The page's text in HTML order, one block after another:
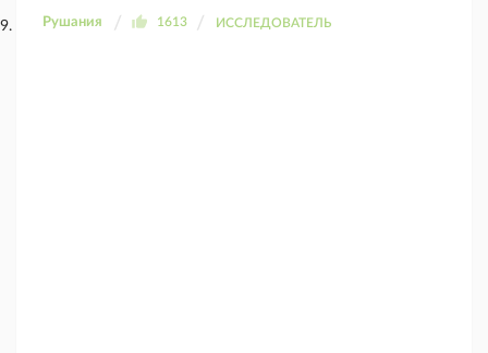
Рушания 1613 ИССЛЕДОВАТЕЛЬ